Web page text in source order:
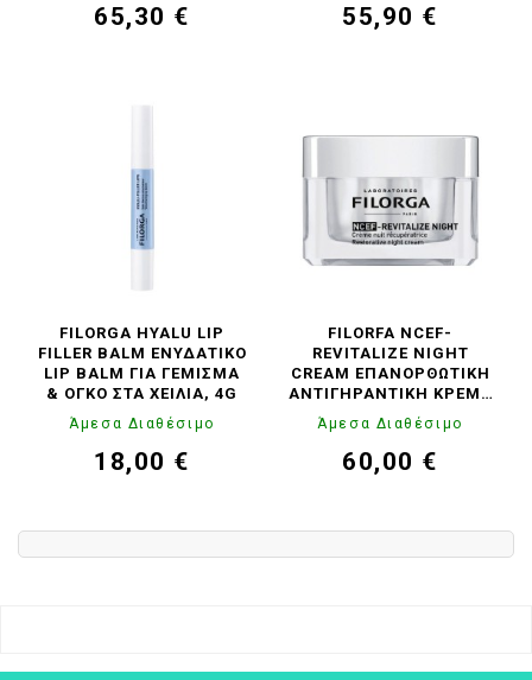
Τιμή
65,30 € Τιμή
55,90 €
FILORGA HYALU LIP
FILLER BALM ΕΝΥΔΑΤΙΚΌ
LIP BALM ΓΙΑ ΓΈΜΙΣΜΑ
& ΌΓΚΟ ΣΤΑ ΧΕΊΛΙΑ, 4G
Άμεσα Διαθέσιμο
Τιμή
18,00 €
FILORFA NCEF-
REVITALIZE NIGHT
CREAM ΕΠΑΝΟΡΘΩΤΙΚΉ
ΑΝΤΙΓΗΡΑΝΤΙΚΉ ΚΡΈΜΑ
ΠΡΟΣΏΠΟΥ ΝΥΚΤΌΣ,
50ML
Άμεσα Διαθέσιμο
Τιμή
60,00 €